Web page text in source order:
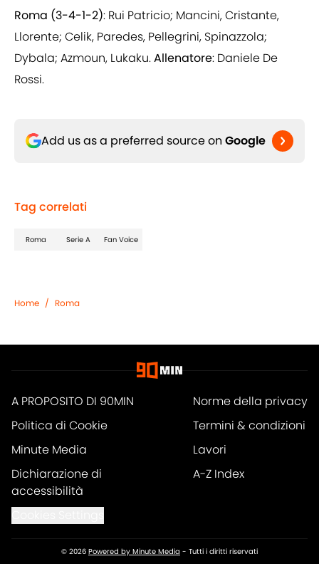
Roma (3-4-1-2): Rui Patricio; Mancini, Cristante,
Llorente; Celik, Paredes, Pellegrini, Spinazzola;
Dybala; Azmoun, Lukaku.Allenatore: Daniele De
Rossi.
Add us as a preferred source on Google
Tag correlati
Roma Serie A Fan Voice
Home / Roma
A PROPOSITO DI 90MIN
Norme della privacy
Politica di Cookie
Termini & condizioni
Minute Media
Lavori
Dichiarazione di
accessibilità
A-Z Index
© 2026 Powered by Minute Media - Tutti i diritti riservati